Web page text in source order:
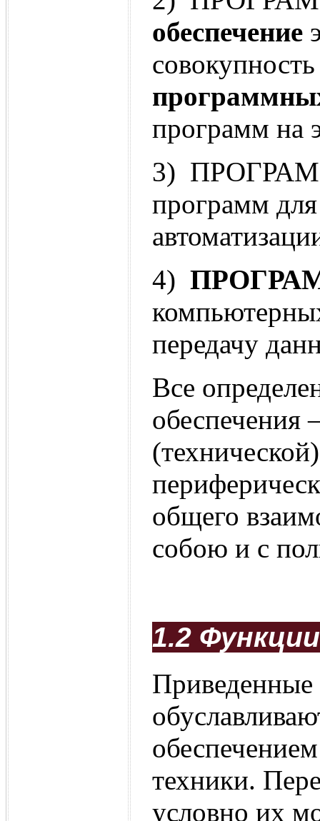
обеспечение
программ на
3)
программ
4)
передачу
Все
обеспечения
общего
собою и с
1.2
Приведенные
техники.
условно их